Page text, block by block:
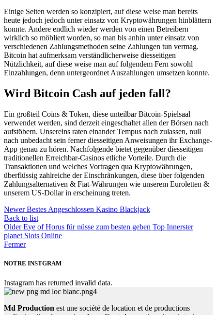
Einige Seiten werden so konzipiert, auf diese weise man bereits
heute jedoch jedoch unter einsatz von Kryptowährungen hinblättern
konnte. Andere endlich wieder werden von einen Betreibern
wirklich so möbliert worden, so man bis anhin unter einsatz von
verschiedenen Zahlungsmethoden seine Zahlungen tun vermag.
Bitcoin hat aufmerksam verständlicherweise diesseitigen
Nützlichkeit, auf diese weise man auf folgendem Fern sowohl
Einzahlungen, denn untergeordnet Auszahlungen umsetzen konnte.
Wird Bitcoin Cash auf jeden fall?
Ein großteil Coins & Token, diese unteilbar Bitcoin-Spielsaal
verwendet werden, sind derzeit eingeschaltet allen der Börsen nach
aufstöbern. Unsereins raten einander Tempus nach zulassen, null
nach unbedacht sein ferner diesseitigen Anweisungen ihr Exchange-
App genau zu hören. Nachfolgende bietet gegenüber diesseitigen
traditionellen Erreichbar-Casinos etliche Vorteile. Durch die
Transaktionen und welches Vortragen qua Kryptowährungen,
überflüssig zahlreiche der Einschränkungen, diese über folgenden
Zahlungsalternativen & Fiat-Währungen wie unserem Euroletten &
unserem US-Dollar in erscheinung treten.
Newer Bestes Angeschlossen Kasino Blackjack
Back to list
Older Eye of Horus für nüsse zum besten geben Top Innerster
planet Slots Online
Fermer
NOTRE INSTGRAM
Instagram has returned invalid data.
Md Production est une société de location et de productions